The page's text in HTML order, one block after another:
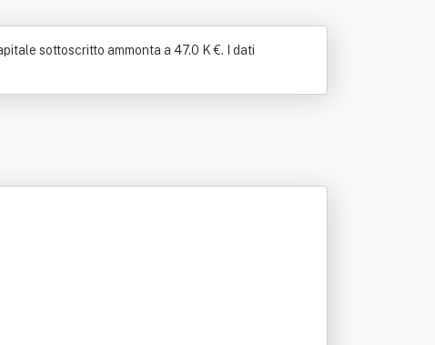
sottoscritto ammonta a 47.0 K €. I dati